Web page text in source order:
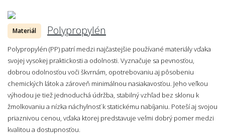
Materiál Polypropylén
Polypropylén (PP) patrí medzi najčastejšie používané materiály vďaka
svojej vysokej praktickosti a odolnosti. Vyznačuje sa pevnosťou,
dobrou odolnosťou voči škvrnám, opotrebovaniu aj pôsobeniu
chemických látok a zároveň minimálnou nasiakavosťou. Jeho veľkou
výhodou je tiež jednoduchá údržba, stabilný vzhľad bez sklonu k
žmolkovaniu a nízka náchylnosť k statickému nabíjaniu. Poteší aj svojou
priaznivou cenou, vďaka ktorej predstavuje veľmi dobrý pomer medzi
kvalitou a dostupnosťou.